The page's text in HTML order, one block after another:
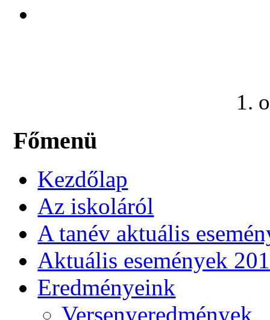
1.
Főmenü
Kezdőlap
Az iskoláról
A tanév aktuális
Aktuális események
Eredményeink
Versenyeredmények